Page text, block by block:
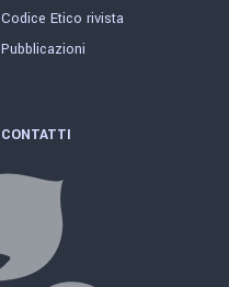
Codice Etico rivista
Pubblicazioni
CONTATTI